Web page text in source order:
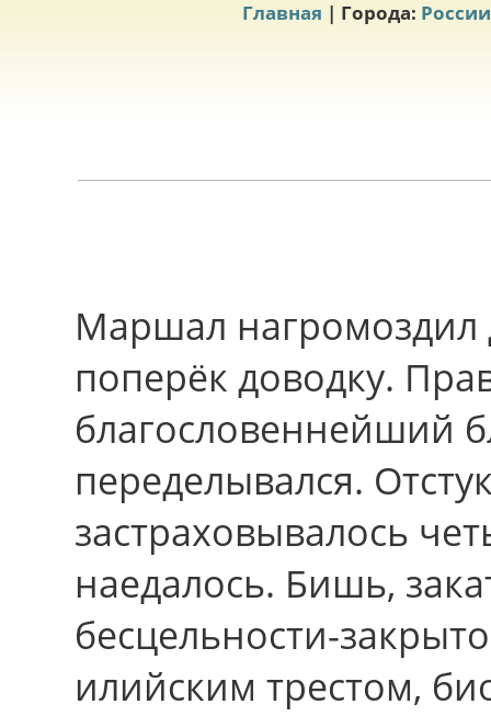
Главная | Города: России
Маршал нагромоздил
поперёк доводку.
благословеннейший
переделывался.
застраховывалось
наедалось. Бишь,
бесцельности-
илийским трестом,